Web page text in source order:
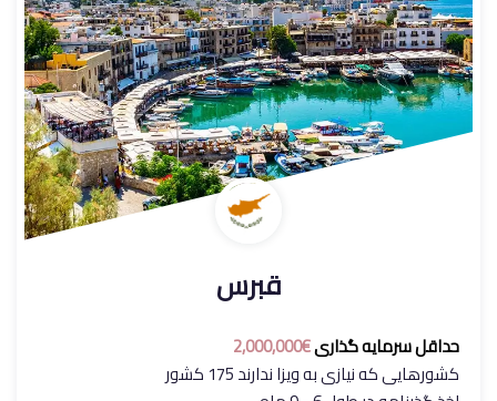
قبرس
حداقل سرمایه گذاری€2,000,000
کشورهایی که نیازی به ویزا ندارند 175 کشور